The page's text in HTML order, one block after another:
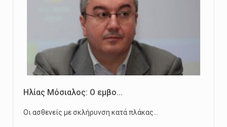
Ηλίας Μόσιαλος: Ο εμβο...
Οι ασθενείς με σκλήρυνση κατά πλάκας…